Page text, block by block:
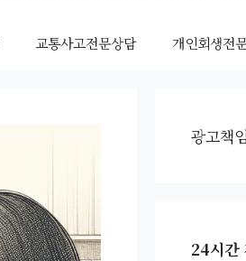
교통사고전문상담 개인회생전
광고책
24시간